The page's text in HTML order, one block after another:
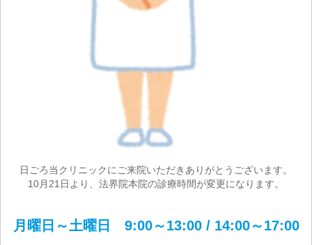
日ごろ当クリニックにご来院いただきありがとうございます。
10月21日より、法界院本院の診療時間が変更になります。
月曜日～土曜日 9:00～13:00 / 14:00～17:00